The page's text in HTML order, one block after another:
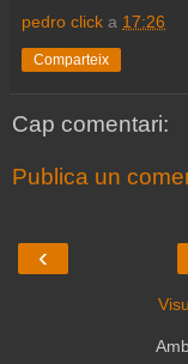
pedro click a 17:26
Comparteix
Cap comentari:
Publica un
‹